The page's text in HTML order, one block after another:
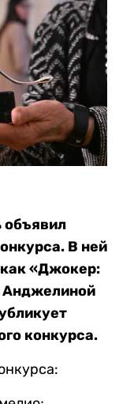
объявил
В ней
«Джокер:
Анджелиной
конкурса.